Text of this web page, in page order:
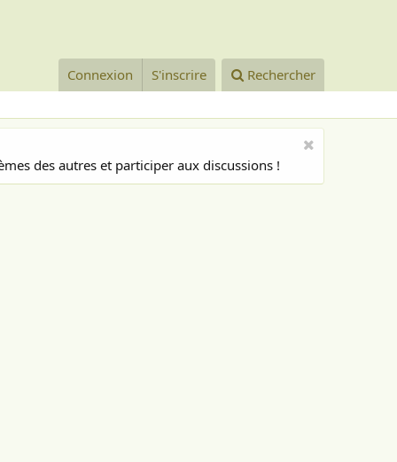
Connexion S'inscrire Rechercher
des autres et participer aux discussions !